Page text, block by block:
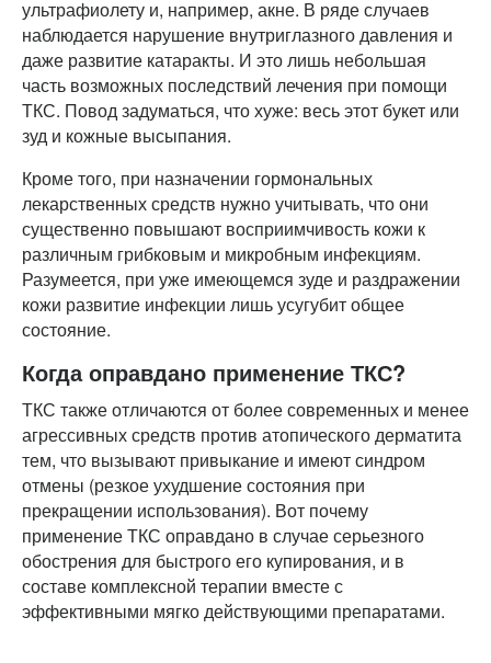
ультрафиолету и, например, акне. В ряде случаев
наблюдается нарушение внутриглазного давления и
даже развитие катаракты. И это лишь небольшая
часть возможных последствий лечения при помощи
ТКС. Повод задуматься, что хуже: весь этот букет или
зуд и кожные высыпания.
Кроме того, при назначении гормональных
лекарственных средств нужно учитывать, что они
существенно повышают восприимчивость кожи к
различным грибковым и микробным инфекциям.
Разумеется, при уже имеющемся зуде и раздражении
кожи развитие инфекции лишь усугубит общее
состояние.
Когда оправдано применение ТКС?
ТКС также отличаются от более современных и менее
агрессивных средств против атопического дерматита
тем, что вызывают привыкание и имеют синдром
отмены (резкое ухудшение состояния при
прекращении использования). Вот почему
применение ТКС оправдано в случае серьезного
обострения для быстрого его купирования, и в
составе комплексной терапии вместе с
эффективными мягко действующими препаратами.